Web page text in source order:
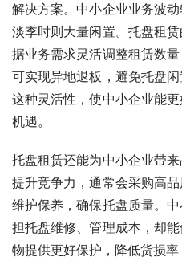
解决方案。中小企业业务波
淡季时则大量闲置。托盘租
据业务需求灵活调整租赁数
可实现异地退板，避免托盘
这种灵活性，使中小企业能
机遇。
托盘租赁还能为中小企业带
提升竞争力，通常会采购高
维护保养，确保托盘质量。
担托盘维修、管理成本，却
物提供更好保护，降低货损率